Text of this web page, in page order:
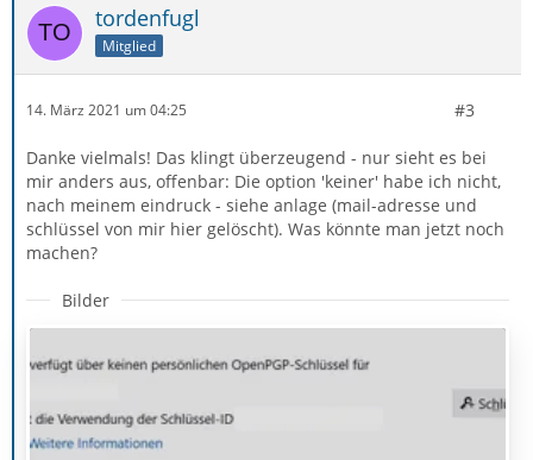
tordenfugl
Mitglied
14. März 2021 um 04:25 #3
Danke vielmals! Das klingt überzeugend - nur sieht es bei
mir anders aus, offenbar: Die option 'keiner' habe ich nicht,
nach meinem eindruck - siehe anlage (mail-adresse und
schlüssel von mir hier gelöscht). Was könnte man jetzt noch
machen?
Bilder